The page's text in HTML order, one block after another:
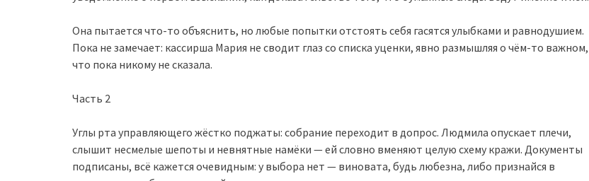
Она пытается что-то объяснить, но любые попытки отстоять себя гасятся улыбками и равнодушием.
Пока не замечает: кассирша Мария не сводит глаз со списка уценки, явно размышляя о чём-то важном,
что пока никому не сказала.
Часть 2
Углы рта управляющего жёстко поджаты: собрание переходит в допрос. Людмила опускает плечи,
слышит несмелые шепоты и невнятные намёки — ей словно вменяют целую схему кражи. Документы
подписаны, всё кажется очевидным: у выбора нет — виновата, будь любезна, либо признайся в